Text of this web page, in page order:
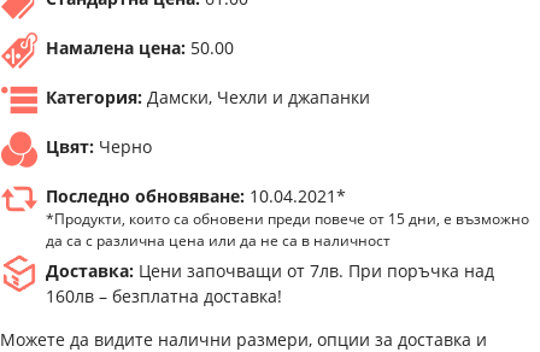
Намалена цена: 50.00
Категория: Дамски, Чехли и джапанки
Цвят: Черно
Последно обновяване: 10.04.2021*
*Продукти, които са обновени преди повече от 15 дни, е възможно
да са с различна цена или да не са в наличност
Доставка: Цени започващи от 7лв. При поръчка над
160лв – безплатна доставка!
Можете да видите налични размери, опции за доставка и